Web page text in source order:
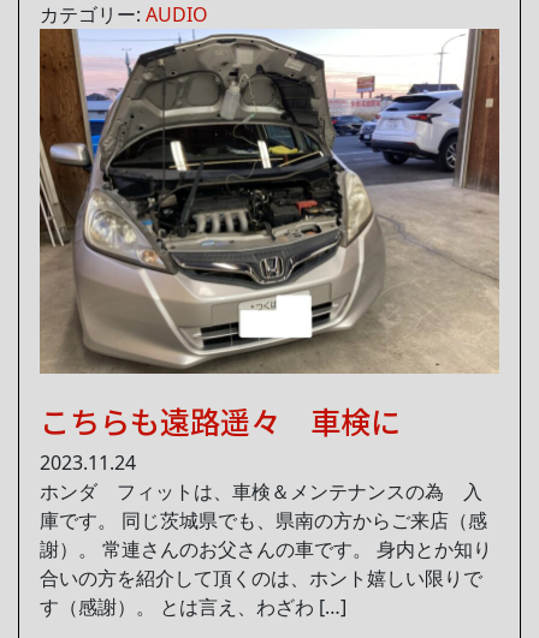
カテゴリー: AUDIO
こちらも遠路遥々 車検に
2023.11.24
ホンダ フィットは、車検＆メンテナンスの為 入
庫です。 同じ茨城県でも、県南の方からご来店（感
謝）。 常連さんのお父さんの車です。 身内とか知り
合いの方を紹介して頂くのは、ホント嬉しい限りで
す（感謝）。 とは言え、わざわ […]